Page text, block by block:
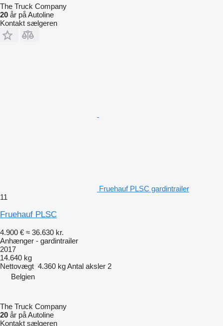
The Truck Company
20 år på Autoline
Kontakt sælgeren
Fruehauf PLSC gardintrailer
11
Fruehauf PLSC
4.900 € ≈ 36.630 kr.
Anhænger - gardintrailer
2017
14.640 kg
Nettovægt 4.360 kgAntal aksler 2
Belgien
The Truck Company
20 år på Autoline
Kontakt sælgeren